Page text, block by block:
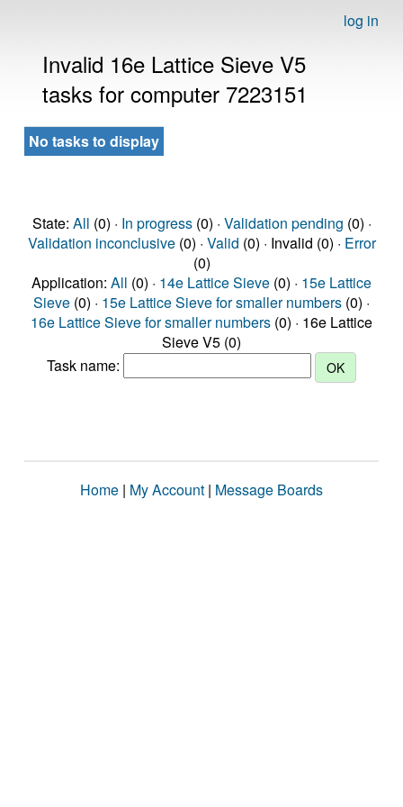
log in
Invalid 16e Lattice Sieve V5
tasks for computer 7223151
No tasks to display
State: All (0) · In progress(0) · Validation pending (0) ·
Validation inconclusive(0) · Valid (0) · Invalid (0) · Error
(0)
Application: All (0) · 14e Lattice Sieve (0) · 15e Lattice
Sieve (0) · 15e Lattice Sieve for smaller numbers (0) ·
16e Lattice Sieve for smaller numbers (0) · 16e Lattice
Sieve V5 (0)
Task name:
Home | My Account | Message Boards